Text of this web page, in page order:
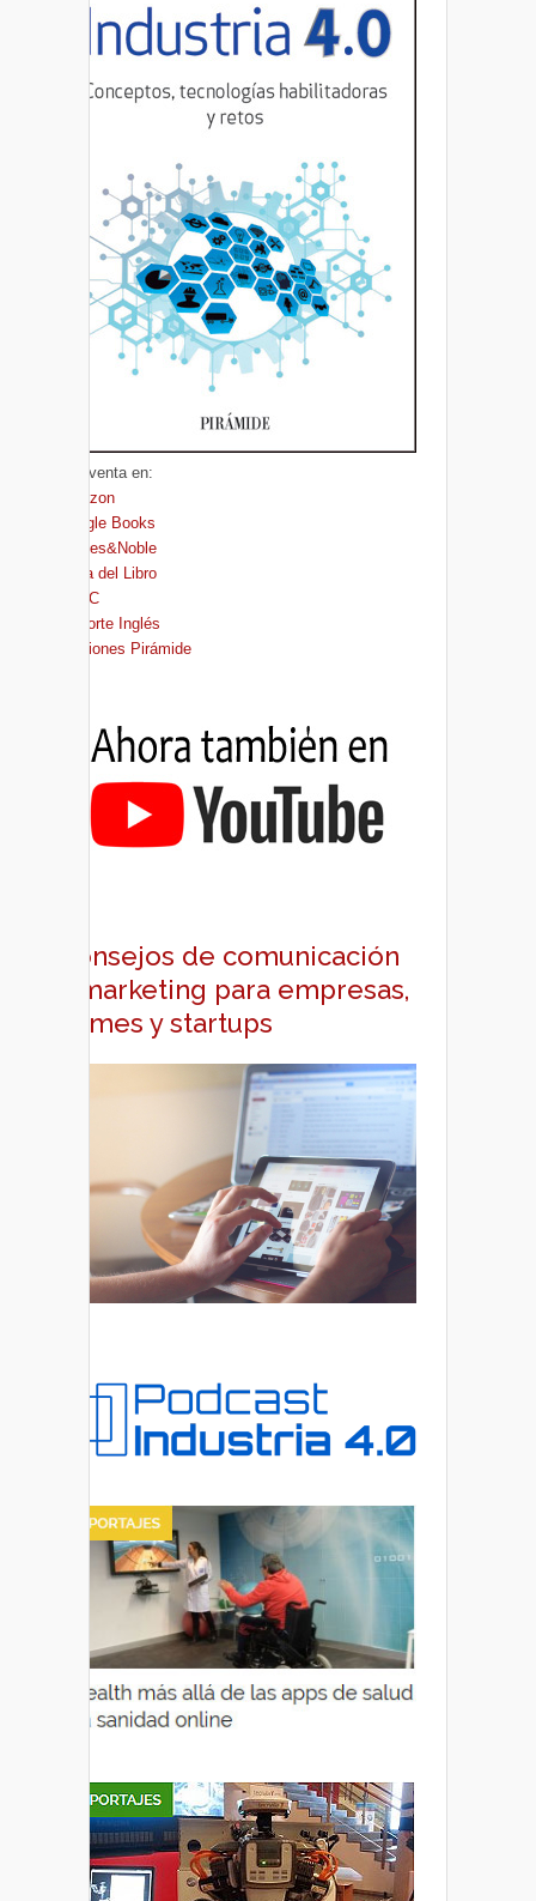
A la venta en:
Amazon
Google Books
Barnes&Noble
Casa del Libro
FNAC
El Corte Inglés
Ediciones Pirámide
Consejos de comunicación
y marketing para empresas,
pymes y startups